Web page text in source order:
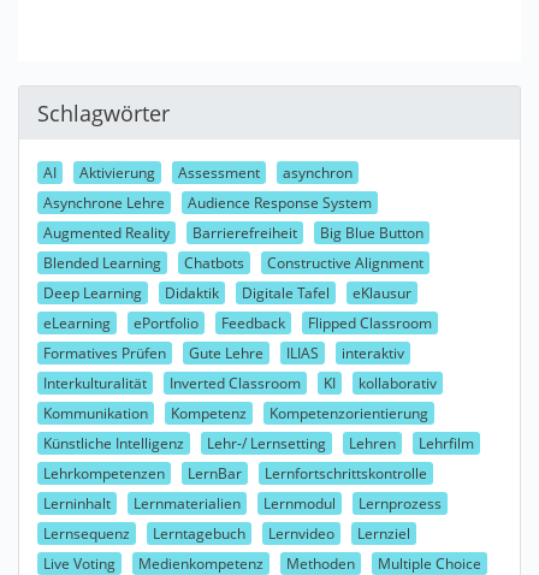
Schlagwörter
AI Aktivierung Assessment
asynchron
Asynchrone Lehre
Audience Response System
Augmented Reality
Barrierefreiheit
Big Blue Button
Blended Learning
Chatbots
Constructive Alignment
Deep Learning
Didaktik Digitale Tafel
eKlausur
eLearning
ePortfolio Feedback
Flipped Classroom
Formatives Prüfen
Gute Lehre ILIAS
interaktiv
Interkulturalität
Inverted Classroom KI
kollaborativ
Kommunikation
Kompetenz
Kompetenzorientierung
Künstliche Intelligenz
Lehr-/ Lernsetting Lehren
Lehrfilm
Lehrkompetenzen
LernBar
Lernfortschrittskontrolle
Lerninhalt
Lernmaterialien Lernmodul
Lernprozess
Lernsequenz
Lerntagebuch Lernvideo
Lernziel
Live Voting
Medienkompetenz Methoden
Multiple Choice